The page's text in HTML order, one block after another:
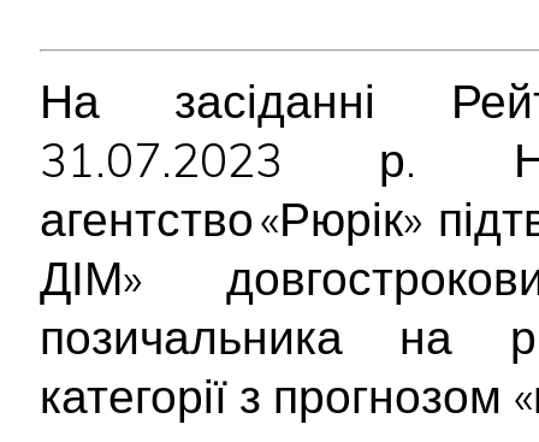
На засіданні
31.07.2023 р.
агентство «Рюрік»
ДІМ»
позичальника на
категорії з прогнозом